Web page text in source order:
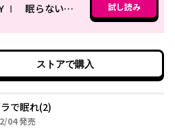
STORY Ⅰ 眠らない錬金術師と白い修道女 試し読み
ストアで購入
で眠れ(2)
042014年02月04日
発売